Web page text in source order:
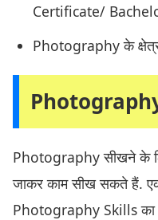
Certificate/
Photography के
Photography सीखने के
जाकर काम सीख सकते हैं.
Photography Skills का